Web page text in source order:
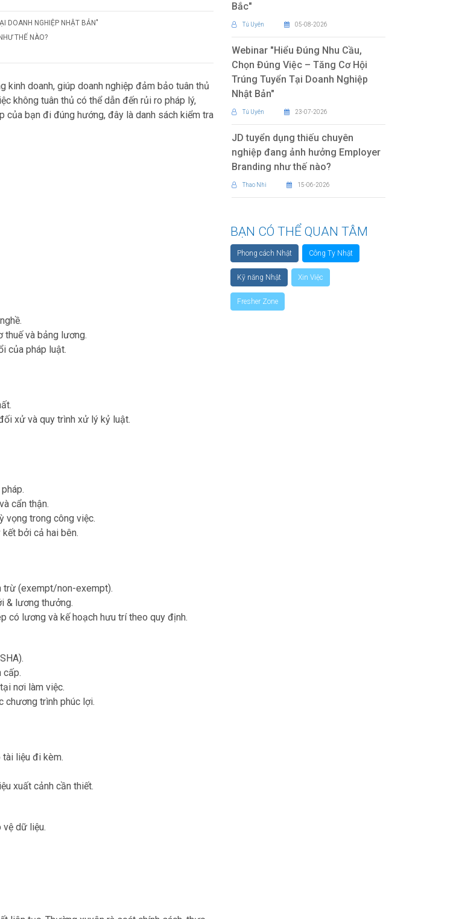
DOANH NGHIỆP NHẬT BẢN"
THẾ NÀO?
kinh doanh, giúp doanh nghiệp đảm bảo tuân thủ
không tuân thủ có thể dẫn đến rủi ro pháp lý,
của bạn đi đúng hướng, đây là danh sách kiểm tra
thuế và bảng lương.
của pháp luật.
xử và quy trình xử lý kỷ luật.
cẩn thận.
vọng trong công việc.
bởi cả hai bên.
trừ (exempt/non-exempt).
& lương thưởng.
có lương và kế hoạch hưu trí theo quy định.
cấp.
nơi làm việc.
chương trình phúc lợi.
liệu đi kèm.
xuất cảnh cần thiết.
dữ liệu.
Bắc"
Tú Uyên 05-08-2026
Webinar "Hiểu Đúng Nhu Cầu,
Chọn Đúng Việc – Tăng Cơ Hội
Trúng Tuyển Tại Doanh Nghiệp
Nhật Bản"
Tú Uyên 23-07-2026
JD tuyển dụng thiếu chuyên
nghiệp đang ảnh hưởng Employer
Branding như thế nào?
Thao Nhi 15-06-2026
BẠN CÓ THỂ QUAN TÂM
Phong cách Nhật Công Ty Nhật
Kỹ năng Nhật Xin Việc
Fresher Zone